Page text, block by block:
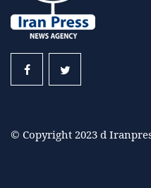
© Copyright 2023 d